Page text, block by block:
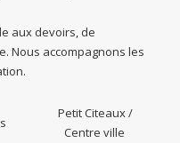
aux devoirs, de
Nous accompagnons les
Petit Citeaux /
Centre ville